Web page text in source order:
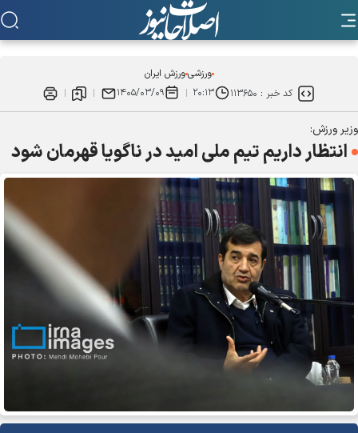
ورزشیورزش ایران
کد خبر : ۱۱۳۶۵۰ ۲۰:۱۳ ۱۴۰۵/۰۳/۰۹
وزیر ورزش:
انتظار داریم تیم ملی امید در ناگویا قهرمان شود